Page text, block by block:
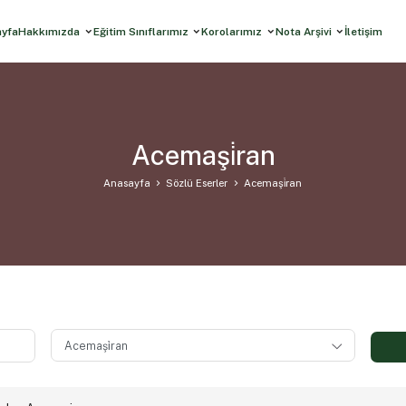
Hakkımızda Eğitim Sınıflarımız Korolarımız Nota Arşivi İletişim
Acemaşi̇ran
Anasayfa Sözlü Eserler Acemaşi̇ran